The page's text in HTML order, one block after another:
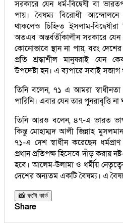
সরকারে যেন ধর্ম-বিদ্বেষী বা
পায়। বৈষম্য বিরোধী আন্দোলনে
থাকলেও চিহ্নিত ইসলাম-
অতএব অন্তর্বর্তীকালীন সরকারে যেন
কোনোভাবে স্থান না পায়, বরং
প্রতি শ্রদ্ধাশীল মানুষরাই যেন
উপদেষ্টা হন। এ ব্যপারে সবাই
তিনি বলেন, ৭১ এ আমরা স্বাধীনতা
পারিনি। এবার যেন তার পুনরাবৃত্তি না
তিনি আরও বলেন, ৪৭-এ ভারত ভাগ
কিন্তু মোহাম্মদ আলী জিন্নাহ
৭১-এ দেশ স্বাধীন করেছেন
প্রধান প্রতিপক্ষ হিসেবে দাঁড় করায়
হবে। আলেম-উলামা ও ধর্মীয়
দেশের অন্যতম একটি বৈষম্য। এ
📸 ফটো কার্ড
Share